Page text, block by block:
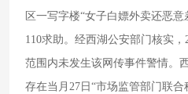
区一写字楼“女子白嫖外卖还恶
110求助。经西湖公安部门核实，
范围内未发生该网传事件警情。
存在当月27日“市场监管部门联